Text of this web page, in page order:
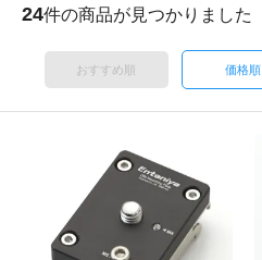
24件の商品が見つかりました
おすすめ順 価格順